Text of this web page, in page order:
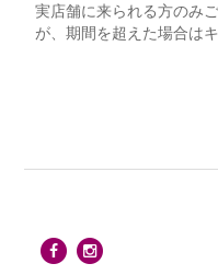
実店舗に来られる方のみ
が、期間を超えた場合は